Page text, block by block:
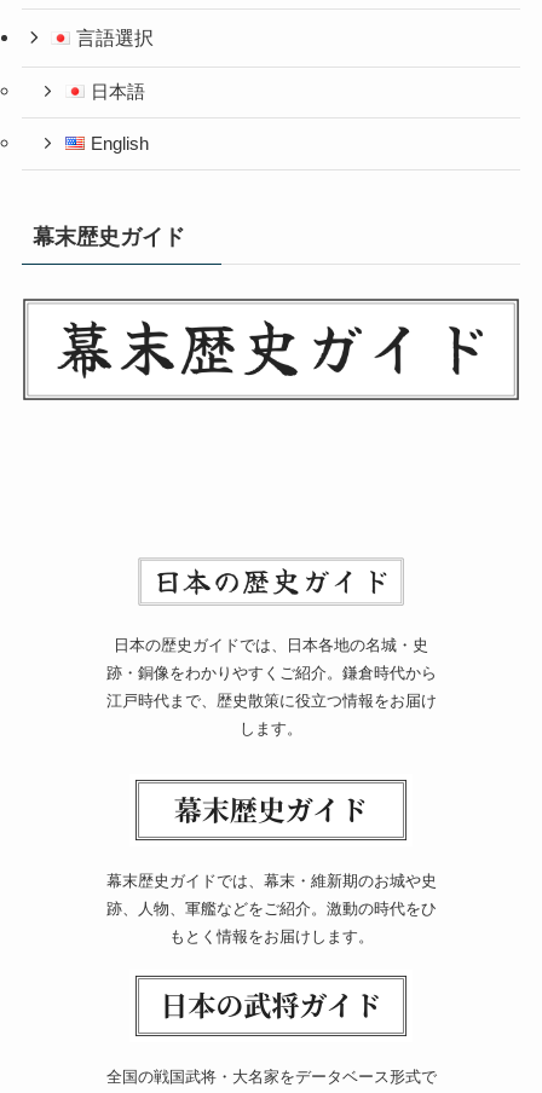
言語選択
日本語
English
幕末歴史ガイド
日本の歴史ガイドでは、日本各地の名城・史
跡・銅像をわかりやすくご紹介。鎌倉時代から
江戸時代まで、歴史散策に役立つ情報をお届け
します。
幕末歴史ガイドでは、幕末・維新期のお城や史
跡、人物、軍艦などをご紹介。激動の時代をひ
もとく情報をお届けします。
全国の戦国武将・大名家をデータベース形式で